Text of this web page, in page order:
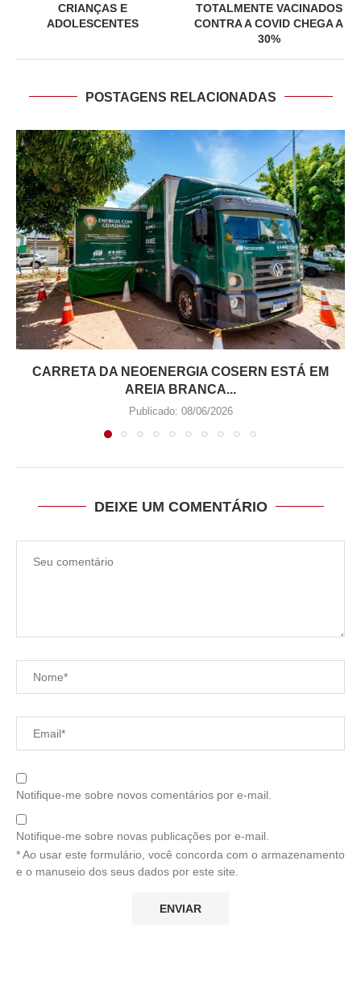
CRIANÇAS E
ADOLESCENTES
TOTALMENTE VACINADOS
CONTRA A COVID CHEGA A
30%
POSTAGENS RELACIONADAS
CARRETA DA NEOENERGIA COSERN ESTÁ EM
AREIA BRANCA...
Publicado: 08/06/2026
DEIXE UM COMENTÁRIO
Notifique-me sobre novos comentários por e-mail.
Notifique-me sobre novas publicações por e-mail.
* Ao usar este formulário, você concorda com o armazenamento
e o manuseio dos seus dados por este site.